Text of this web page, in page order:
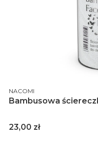
PRODUCENT
NACOMI
Bambusowa
Cena
23,00 zł